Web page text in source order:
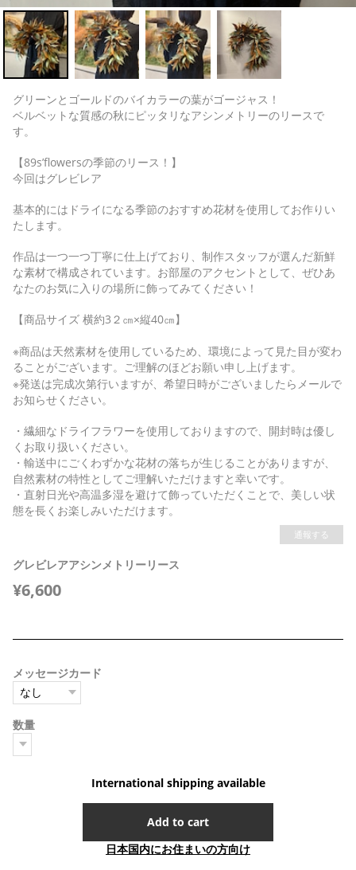
グリーンとゴールドのバイカラーの葉がゴージャス！
ベルベットな質感の秋にピッタリなアシンメトリーのリースで
す。
【89s’flowersの季節のリース！】
今回はグレビレア
基本的にはドライになる季節のおすすめ花材を使用してお作りい
たします。
作品は一つ一つ丁寧に仕上げており、制作スタッフが選んだ新鮮
な素材で構成されています。お部屋のアクセントとして、ぜひあ
なたのお気に入りの場所に飾ってみてください！
【商品サイズ 横約3２㎝×縦40㎝】
※商品は天然素材を使用しているため、環境によって見た目が変わ
ることがございます。ご理解のほどお願い申し上げます。
※発送は完成次第行いますが、希望日時がございましたらメールで
お知らせください。
・繊細なドライフラワーを使用しておりますので、開封時は優し
くお取り扱いください。
・輸送中にごくわずかな花材の落ちが生じることがありますが、
自然素材の特性としてご理解いただけますと幸いです。
・直射日光や高温多湿を避けて飾っていただくことで、美しい状
態を長くお楽しみいただけます。
通報する
グレビレアアシンメトリーリース
¥6,600
メッセージカード
数量
International shipping available
Add to cart
日本国内にお住まいの方向け